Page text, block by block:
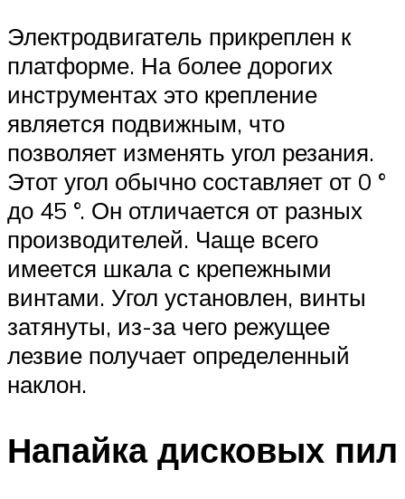
Электродвигатель прикреплен к
платформе. На более дорогих
инструментах это крепление
является подвижным, что
позволяет изменять угол резания.
Этот угол обычно составляет от 0 °
до 45 °. Он отличается от разных
производителей. Чаще всего
имеется шкала с крепежными
винтами. Угол установлен, винты
затянуты, из-за чего режущее
лезвие получает определенный
наклон.
Напайка дисковых пил